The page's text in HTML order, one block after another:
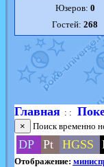
Юзеров: 0
Гостей:268
Главная: :
× Поиск временно
DP Pt HGSS
Отображение: